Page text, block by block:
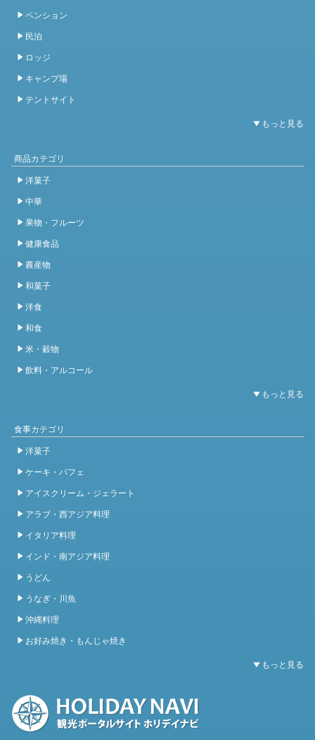
ペンション
民泊
ロッジ
キャンプ場
テントサイト
商品カテゴリ
洋菓子
中華
果物・フルーツ
健康食品
農産物
和菓子
洋食
和食
米・穀物
飲料・アルコール
食事カテゴリ
洋菓子
ケーキ・パフェ
アイスクリーム・ジェラート
アラブ・西アジア料理
イタリア料理
インド・南アジア料理
うどん
うなぎ・川魚
沖縄料理
お好み焼き・もんじゃ焼き